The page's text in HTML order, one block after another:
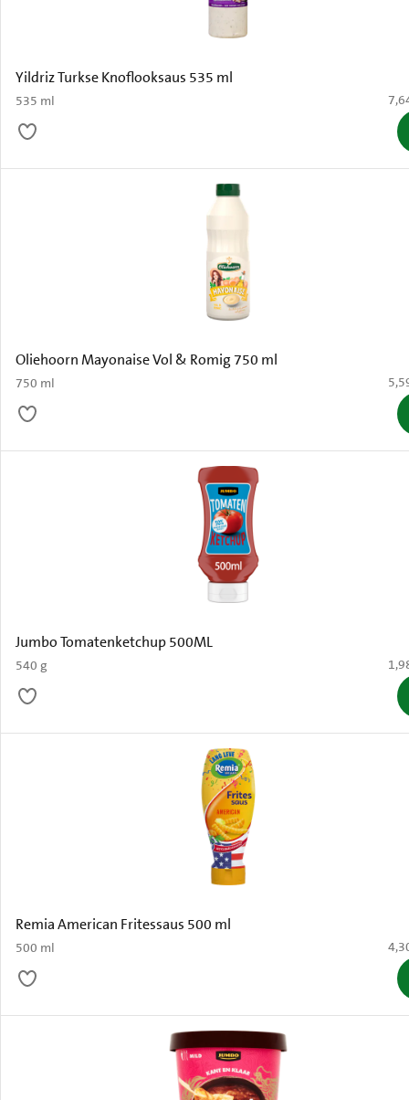
Yildriz Turkse Knoflooksaus 535 ml
535 ml €
Oliehoorn Mayonaise Vol & Romig 750 ml
750 ml €
Jumbo Tomatenketchup 500ML
540 g €
Remia American Fritessaus 500 ml
500 ml €